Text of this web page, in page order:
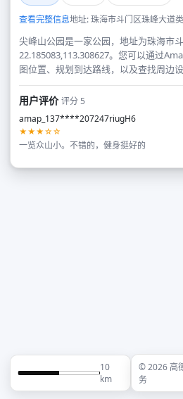
查看完整信息地址: 珠海市斗门区珠峰大道
尖峰山公园是一家公园，地址为珠海市
22.185083,113.308627。您可以通过
图位置、规划到达路线，以及查找周边设
用户评价评分 5
amap_137****207247riugH6
★★★☆☆
一览众山小。不错的，健身挺好的
10
km
© 2026 高
务